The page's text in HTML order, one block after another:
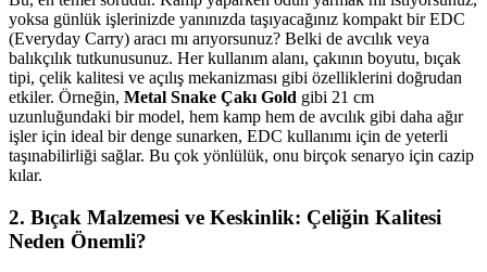
yoksa günlük işlerinizde yanınızda taşıyacağınız kompakt bir EDC
(Everyday Carry) aracı mı arıyorsunuz? Belki de avcılık veya
balıkçılık tutkunusunuz. Her kullanım alanı, çakının boyutu, bıçak
tipi, çelik kalitesi ve açılış mekanizması gibi özelliklerini doğrudan
etkiler. Örneğin, Metal Snake Çakı Gold gibi 21 cm
uzunluğundaki bir model, hem kamp hem de avcılık gibi daha ağır
işler için ideal bir denge sunarken, EDC kullanımı için de yeterli
taşınabilirliği sağlar. Bu çok yönlülük, onu birçok senaryo için cazip
kılar.
2. Bıçak Malzemesi ve Keskinlik: Çeliğin Kalitesi
Neden Önemli?